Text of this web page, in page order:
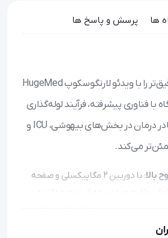
ها پرسش و پاسخ ها
لوله‌گذاری ایمن‌تر و دقیق‌تر را با ویدئو لارنگوسکوپ HugeMed
با فناوری پیشرفته، فرآیند لوله‌گذاری
نای را برای پزشکان و کادر درمان در بخش‌های بیهوشی، ICU و
می‌کند.
بالا
: با دوربین ۲ مگاپیکسلی و صفحه
: بدون نیاز به پیش‌گرم کردن و با قابلیت